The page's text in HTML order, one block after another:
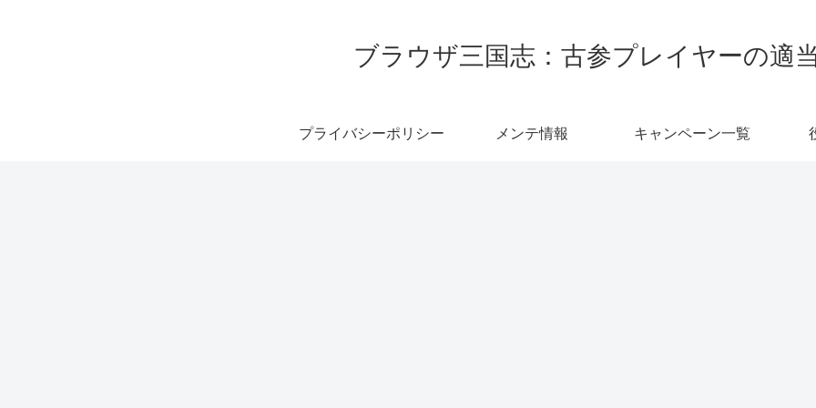
ブラウザ三国志：古参プレイヤーの適
プライバシーポリシー メンテ情報 キャンペーン一覧